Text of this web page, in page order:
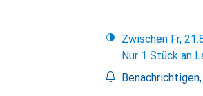
Zwischen Fr,
Nur 1 Stück an